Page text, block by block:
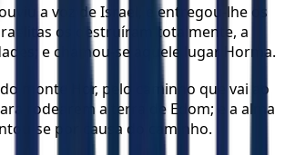
ouviu a voz de Israel, e entregou-lhe os
os destruíram totalmente, a
e chamou-se aquele lugar Horma.
monte Hor, pelo caminho que vai ao
rodearem a terra de Edom; e a alma
se por causa do caminho.